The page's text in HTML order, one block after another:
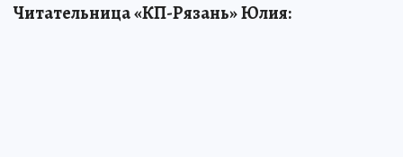
Читательница«КП-Рязань»Юлия: